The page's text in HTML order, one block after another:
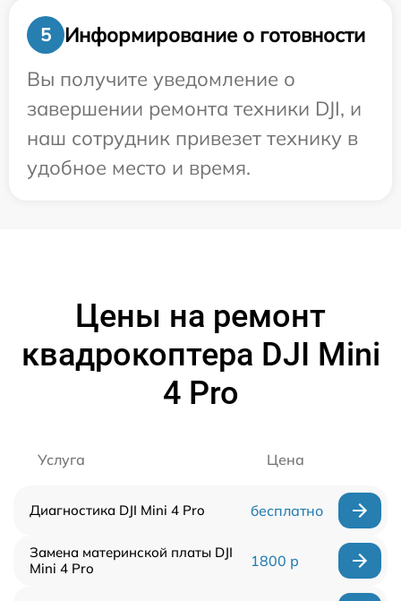
5
Информирование о готовности
Вы получите уведомление о
завершении ремонта техники DJI, и
наш сотрудник привезет технику в
удобное место и время.
Цены на ремонт
квадрокоптера DJI Mini
4 Pro
Услуга Цена
Диагностика DJI Mini 4 Pro бесплатно
Замена материнской платы DJI
Mini 4 Pro
1800 р